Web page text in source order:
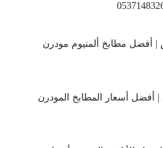
| أفضل مطابخ ألمنيوم مودرن
أسعار المطابخ المودرن